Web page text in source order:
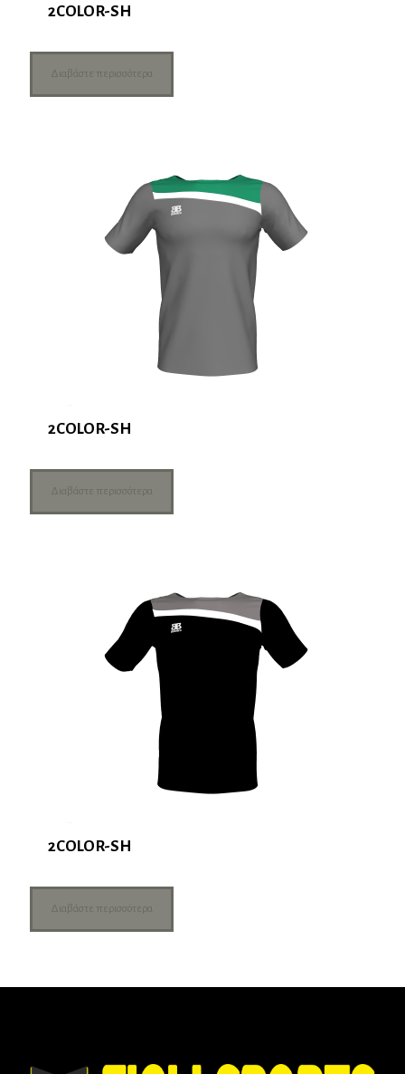
2COLOR-SH
Διαβάστε περισσότερα
2COLOR-SH
Διαβάστε περισσότερα
2COLOR-SH
Διαβάστε περισσότερα